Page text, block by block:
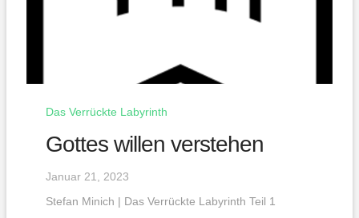
Das Verrückte Labyrinth
Gottes willen verstehen
Januar 21, 2023
Stefan Minich | Das Verrückte Labyrinth Teil 1